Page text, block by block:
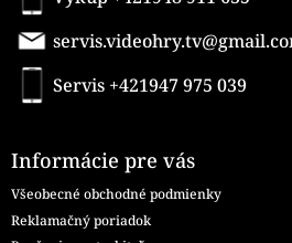
Servis +421947 975 039
Informácie pre vás
Všeobecné obchodné podmienky
Reklamačný poriadok